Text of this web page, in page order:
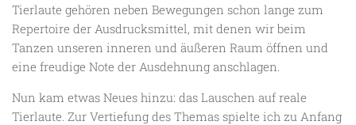
Tierlaute gehören neben Bewegungen schon lange zum
Repertoire der Ausdrucksmittel, mit denen wir beim
Tanzen unseren inneren und äußeren Raum öffnen und
eine freudige Note der Ausdehnung anschlagen.
Nun kam etwas Neues hinzu: das Lauschen auf reale
Tierlaute. Zur Vertiefung des Themas spielte ich zu Anfang